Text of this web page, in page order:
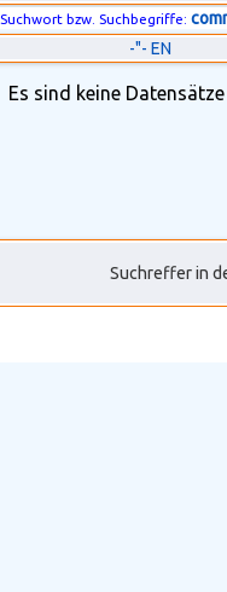
Suchwort bzw. Suchbegriffe:
-"- EN
Es sind keine
Suchreffer in